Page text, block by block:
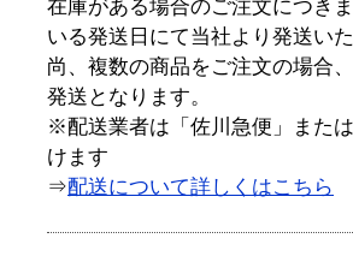
在庫がある場合のご注文につき
いる発送日にて当社より発送い
尚、複数の商品をご注文の場合
発送となります。
※配送業者は「佐川急便」また
けます
⇒配送について詳しくはこちら